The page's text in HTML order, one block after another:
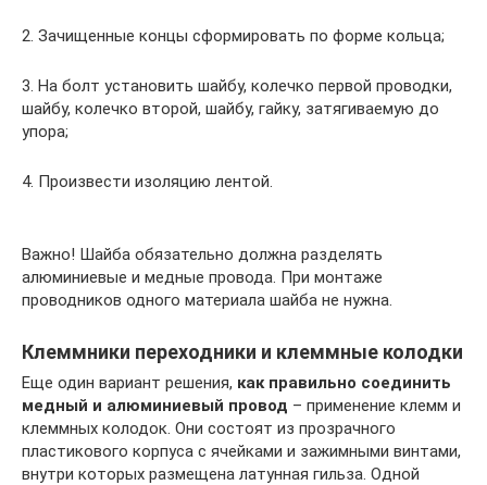
2. Зачищенные концы сформировать по форме кольца;
3. На болт установить шайбу, колечко первой проводки,
шайбу, колечко второй, шайбу, гайку, затягиваемую до
упора;
4. Произвести изоляцию лентой.
Важно! Шайба обязательно должна разделять
алюминиевые и медные провода. При монтаже
проводников одного материала шайба не нужна.
Клеммники переходники и клеммные колодки
Еще один вариант решения, как правильно соединить
медный и алюминиевый провод – применение клемм и
клеммных колодок. Они состоят из прозрачного
пластикового корпуса с ячейками и зажимными винтами,
внутри которых размещена латунная гильза. Одной